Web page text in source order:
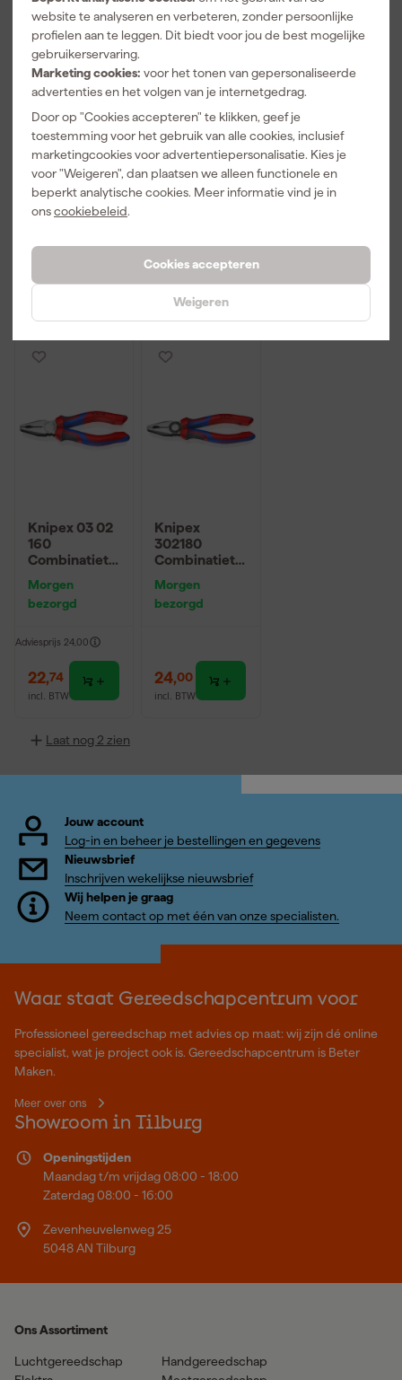
website te analyseren en verbeteren, zonder persoonlijke
profielen aan te leggen. Dit biedt voor jou de best mogelijke
gebruikerservaring.
Marketing cookies: voor het tonen van gepersonaliseerde
advertenties en het volgen van je internetgedrag.
Door op "Cookies accepteren" te klikken, geef je
toestemming voor het gebruik van alle cookies, inclusief
marketingcookies voor advertentiepersonalisatie. Kies je
voor "Weigeren", dan plaatsen we alleen functionele en
beperkt analytische cookies. Meer informatie vind je in
onscookiebeleid.
Cookies accepteren
Weigeren
Facom
89.JP8AL 8-
delige
Inbussleutelse
t lang - Torx -
T10-T45
Morgen
bezorgd
106,79
Knipex
8701150
Cobra HiTech
Waterpompta
ng - 150mm
Morgen
Adviesprijs 34,00
29,52
incl. BTW
Knipex 87 00
100 Cobra XS
Waterpompta
ng - 100mm
Morgen
Adviesprijs 34,00
28,32
Knipex 03 02
160
Combinatieta
Morgen
bezorgd
Adviesprijs 24,00
22,74
incl. BTW
Knipex
302180
Combinatieta
Morgen
bezorgd
24,00
incl. BTW
Laat nog 2 zien
Jouw account
Log-in en beheer je bestellingen en gegevens
Nieuwsbrief
Inschrijven wekelijkse nieuwsbrief
Wij helpen je graag
Neem contact op met één van onze specialisten.
Waar staat Gereedschapcentrum voor
Professioneel gereedschap met advies op maat: wij zijn dé online
specialist, wat je project ook is. Gereedschapcentrum is Beter
Maken.
Meer over ons
Showroom in Tilburg
Openingstijden
Maandag t/m vrijdag 08:00 - 18:00
Zaterdag 08:00 - 16:00
Zevenheuvelenweg 25
5048 AN Tilburg
Ons Assortiment
Luchtgereedschap
Handgereedschap